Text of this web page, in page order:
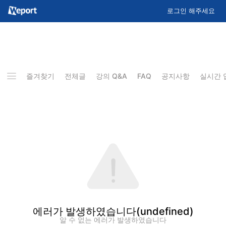
로그인 해주세요
즐겨찾기 전체글 강의 Q&A FAQ 공지사항 실시간
에러가 발생하였습니다(undefined)
알 수 없는 에러가 발생하였습니다